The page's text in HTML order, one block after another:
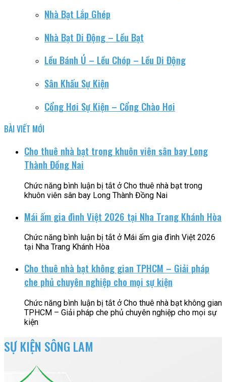
Nhà Bạt Lắp Ghép
Nhà Bạt Di Động – Lều Bạt
Lều Bánh Ú – Lều Chóp – Lều Di Động
Sân Khấu Sự Kiện
Cổng Hơi Sự Kiện – Cổng Chào Hơi
BÀI VIẾT MỚI
Cho thuê nhà bạt trong khuôn viên sân bay Long
Thành Đồng Nai
Chức năng bình luận bị tắt ở Cho thuê nhà bạt trong
khuôn viên sân bay Long Thành Đồng Nai
Mái ấm gia đình Việt 2026 tại Nha Trang Khánh Hòa
Chức năng bình luận bị tắt ở Mái ấm gia đình Việt 2026
tại Nha Trang Khánh Hòa
Cho thuê nhà bạt không gian TPHCM – Giải pháp
che phủ chuyên nghiệp cho mọi sự kiện
Chức năng bình luận bị tắt ở Cho thuê nhà bạt không gian
TPHCM – Giải pháp che phủ chuyên nghiệp cho mọi sự
kiện
SỰ KIỆN SÔNG LAM